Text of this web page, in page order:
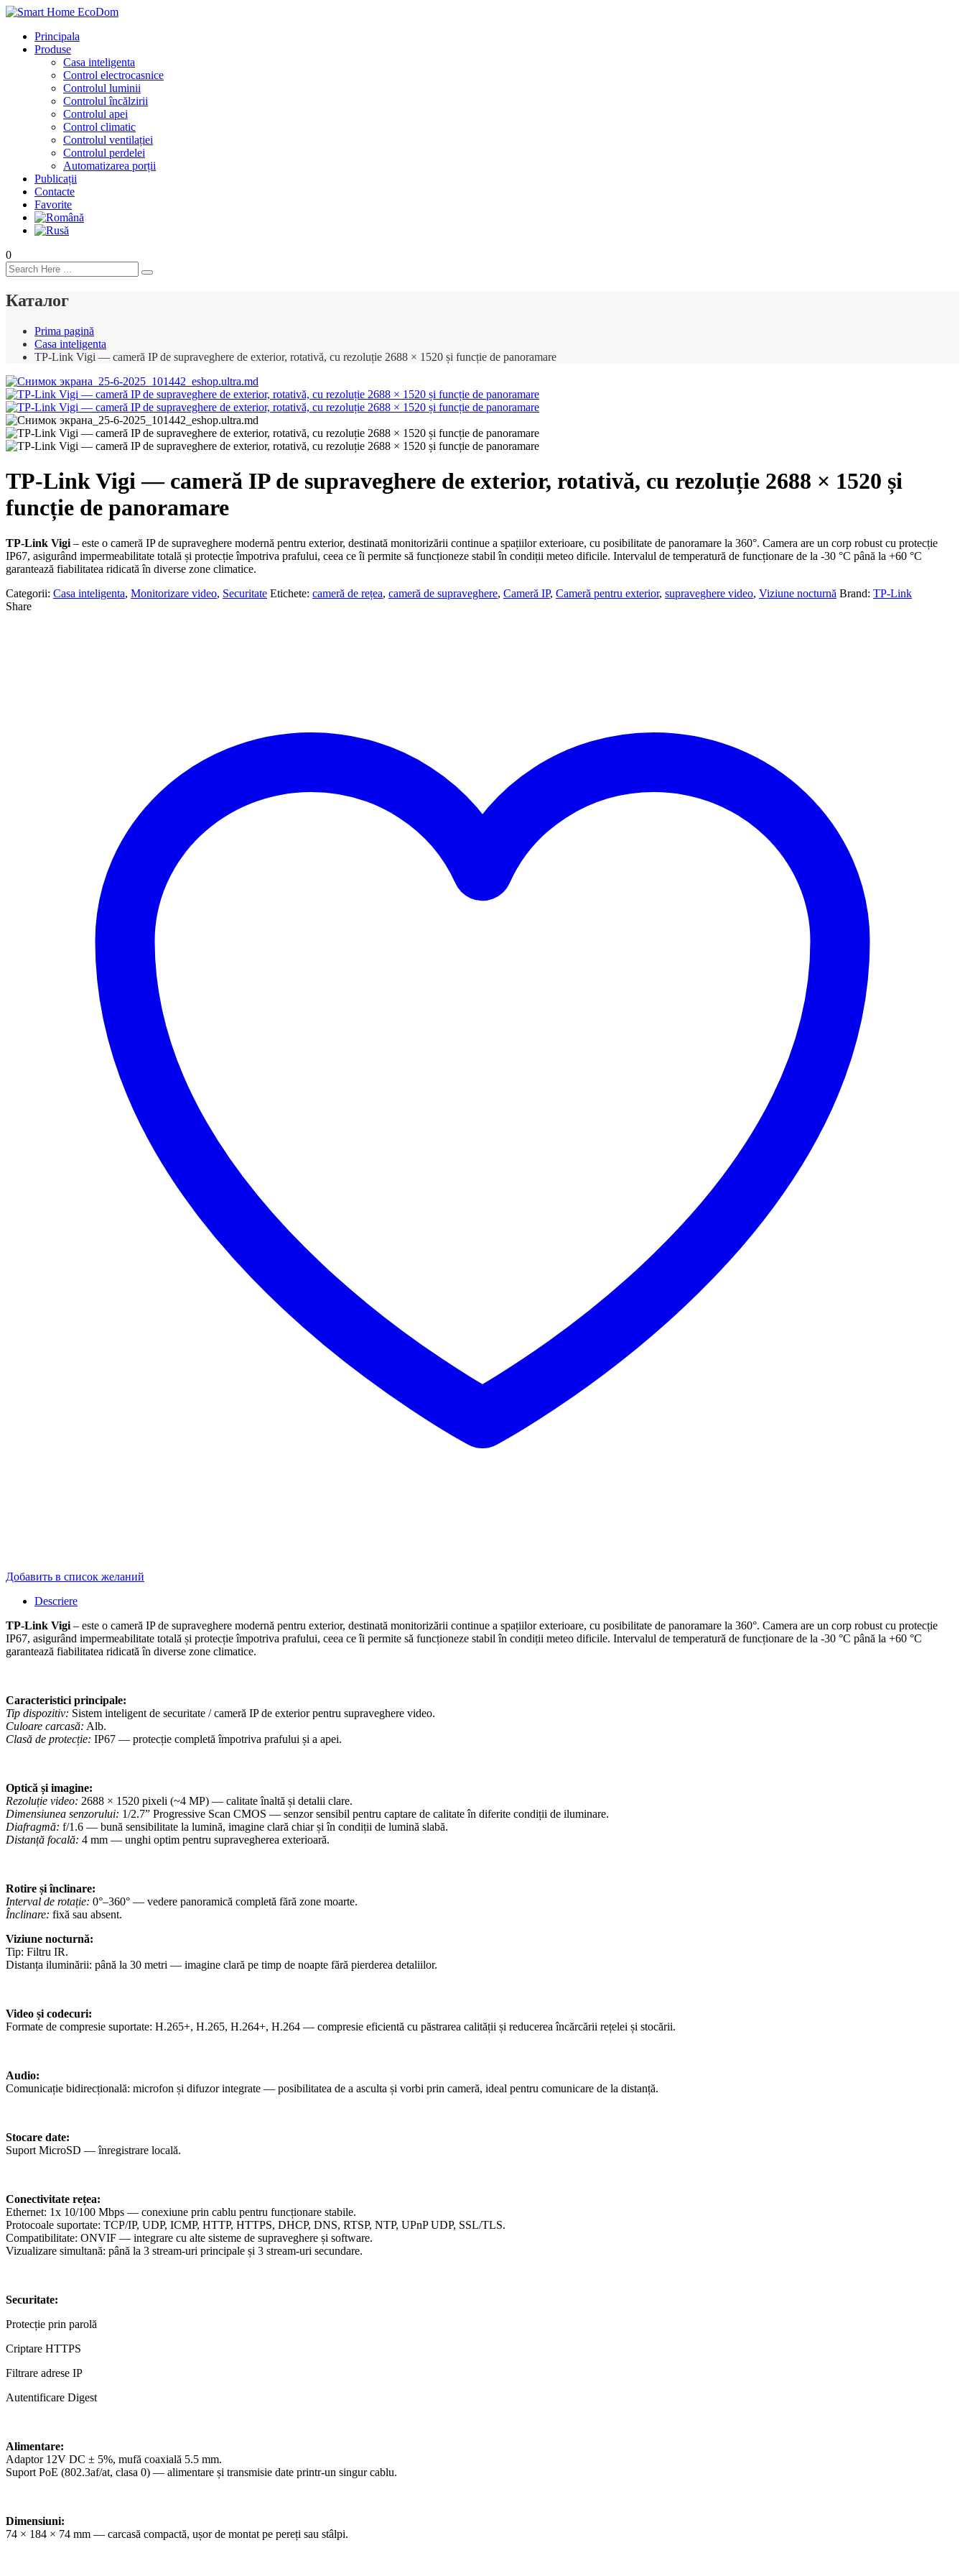
Principala
Produse
Casa inteligenta
Control electrocasnice
Controlul luminii
Controlul încălzirii
Controlul apei
Control climatic
Controlul ventilației
Сontrolul perdelei
Automatizarea porții
Publicații
Contacte
Favorite
0
Каталог
Prima pagină
Casa inteligenta
TP-Link Vigi — cameră IP de supraveghere de exterior, rotativă, cu rezoluție 2688 × 1520 și funcție de panoramare
TP-Link Vigi — cameră IP de supraveghere de exterior, rotativă, cu rezoluție 2688 × 1520 și
funcție de panoramare
TP-Link Vigi – este o cameră IP de supraveghere modernă pentru exterior, destinată monitorizării continue a spațiilor exterioare, cu posibilitate de panoramare la 360°. Camera are un corp robust cu protecție
IP67, asigurând impermeabilitate totală și protecție împotriva prafului, ceea ce îi permite să funcționeze stabil în condiții meteo dificile. Intervalul de temperatură de funcționare de la -30 °C până la +60 °C
garantează fiabilitatea ridicată în diverse zone climatice.
Categorii: Casa inteligenta, Monitorizare video, Securitate Etichete: cameră de rețea, cameră de supraveghere, Cameră IP, Cameră pentru exterior, supraveghere video, Viziune nocturnă Brand: TP-Link
Share
Добавить в список желаний
Descriere
TP-Link Vigi – este o cameră IP de supraveghere modernă pentru exterior, destinată monitorizării continue a spațiilor exterioare, cu posibilitate de panoramare la 360°. Camera are un corp robust cu protecție
IP67, asigurând impermeabilitate totală și protecție împotriva prafului, ceea ce îi permite să funcționeze stabil în condiții meteo dificile. Intervalul de temperatură de funcționare de la -30 °C până la +60 °C
garantează fiabilitatea ridicată în diverse zone climatice.
Caracteristici principale:
Tip dispozitiv: Sistem inteligent de securitate / cameră IP de exterior pentru supraveghere video.
Culoare carcasă: Alb.
Clasă de protecție: IP67 — protecție completă împotriva prafului și a apei.
Optică și imagine:
Rezoluție video: 2688 × 1520 pixeli (~4 MP) — calitate înaltă și detalii clare.
Dimensiunea senzorului: 1/2.7” Progressive Scan CMOS — senzor sensibil pentru captare de calitate în diferite condiții de iluminare.
Diafragmă: f/1.6 — bună sensibilitate la lumină, imagine clară chiar și în condiții de lumină slabă.
Distanță focală: 4 mm — unghi optim pentru supravegherea exterioară.
Rotire și înclinare:
Interval de rotație: 0°–360° — vedere panoramică completă fără zone moarte.
Înclinare: fixă sau absent.
Viziune nocturnă:
Tip: Filtru IR.
Distanța iluminării: până la 30 metri — imagine clară pe timp de noapte fără pierderea detaliilor.
Video și codecuri:
Formate de compresie suportate: H.265+, H.265, H.264+, H.264 — compresie eficientă cu păstrarea calității și reducerea încărcării rețelei și stocării.
Audio:
Comunicație bidirecțională: microfon și difuzor integrate — posibilitatea de a asculta și vorbi prin cameră, ideal pentru comunicare de la distanță.
Stocare date:
Suport MicroSD — înregistrare locală.
Conectivitate rețea:
Ethernet: 1x 10/100 Mbps — conexiune prin cablu pentru funcționare stabile.
Protocoale suportate: TCP/IP, UDP, ICMP, HTTP, HTTPS, DHCP, DNS, RTSP, NTP, UPnP UDP, SSL/TLS.
Compatibilitate: ONVIF — integrare cu alte sisteme de supraveghere și software.
Vizualizare simultană: până la 3 stream-uri principale și 3 stream-uri secundare.
Securitate:
Protecție prin parolă
Criptare HTTPS
Filtrare adrese IP
Autentificare Digest
Alimentare:
Adaptor 12V DC ± 5%, mufă coaxială 5.5 mm.
Suport PoE (802.3af/at, clasa 0) — alimentare și transmisie date printr-un singur cablu.
Dimensiuni:
74 × 184 × 74 mm — carcasă compactă, ușor de montat pe pereți sau stâlpi.